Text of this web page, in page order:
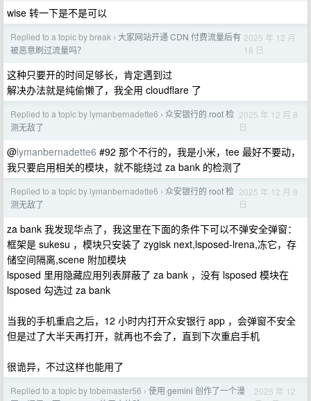
wise 转一下是不是可以
Replied to a topic by break › 大家网站开通 CDN 付费流量后有
被恶意刷过流量吗？
2025 年 12 月
18 日
这种只要开的时间足够长，肯定遇到过
解决办法就是纯偷懒了，我全用 cloudflare 了
Replied to a topic by lymanbernadette6 › 众安银行的 root 检
测无敌了
2025 年 12 月 8
日
@lymanbernadette6 #92 那个不行的，我是小米，tee 最好不要动，
我只要启用相关的模块，就不能绕过 za bank 的检测了
Replied to a topic by lymanbernadette6 › 众安银行的 root 检
测无敌了
2025 年 12 月 8
日
za bank 我发现华点了，我这里在下面的条件下可以不弹安全弹窗：
框架是 sukesu ，模块只安装了 zygisk next,lsposed-lrena,冻它，存
储空间隔离,scene 附加模块
lsposed 里用隐藏应用列表屏蔽了 za bank ，没有 lsposed 模块在
lsposed 勾选过 za bank
当我的手机重启之后，12 小时内打开众安银行 app ，会弹窗不安全
但是过了大半天再打开，就再也不会了，直到下次重启手机
很诡异，不过这样也能用了
Replied to a topic by tobemaster56 › 使用 gemini 创作了一个漫
2025 年 12